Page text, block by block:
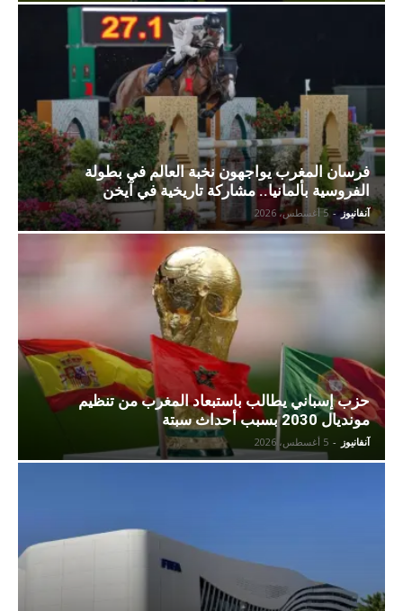
فرسان المغرب يواجهون نخبة العالم في بطولة
الفروسية بألمانيا.. مشاركة تاريخية في آيخن
آنفانيوز - 5 أغسطس، 2026
حزب إسباني يطالب باستبعاد المغرب من تنظيم
مونديال 2030 بسبب أحداث سبتة
آنفانيوز - 5 أغسطس، 2026